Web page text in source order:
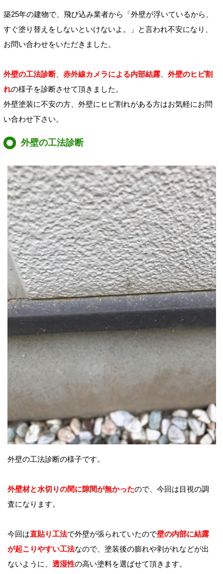
築25年の建物で、飛び込み業者から「外壁が浮いているから、
すぐ塗り替えをしないといけないよ。」と言われ不安になり、
お問い合わせをいただきました。
外壁の工法診断、 赤外線カメラによる内部結露
外壁のヒビ割
れの様子を診断させて頂きました。
外壁塗装に不安の方、外壁にヒビ割れがある方はお気軽にお問
い合わせ下さい。
外壁の工法診断
外壁の工法診断の様子です。
外壁材と水切りの間に隙間が無かったので、今回は目視の調
査になります。
今回は直貼り工法で外壁が張られていたので壁の内部に結露
が起こりやすい工法なので、塗装後の膨れや剥がれなどが出
ないように、 透湿性の高い塗料を選ばせて頂きます。